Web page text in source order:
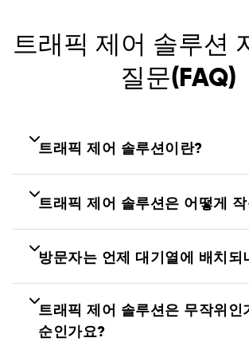
트래픽 제어 솔루션
질문(FAQ)
트래픽 제어 솔루션이란?
트래픽 제어 솔루션은 어떻게
방문자는 언제 대기열에 배치되
트래픽 제어 솔루션은 무작위인
순인가요?